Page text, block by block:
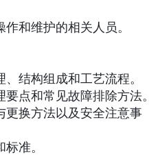
和维护的相关人员。
结构组成和工艺流程。
点和常见故障排除方法。
更换方法以及安全注意事
准。